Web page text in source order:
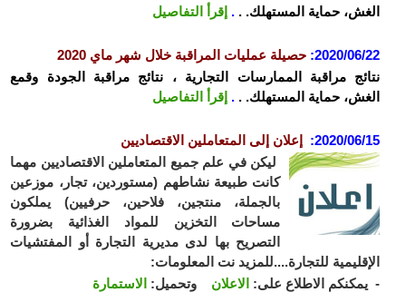
الغش، حماية المستهلك. . . إقرأ التفاصيل
2020/06/22
: حصيلة عمليات المراقبة خلال شهر ماي 2020
نتائج مراقبة الممارسات التجارية ، نتائج مراقبة الجودة وقمع
الغش، حماية المستهلك. . . إقرأ التفاصيل
2020/06/15
:
إعلان إلى المتعاملين الاقتصاديين
ليكن في علم جميع المتعاملين الاقتصاديين مهما
كانت طبيعة نشاطهم (مستوردين، تجار، موزعين
بالجملة، منتجين، فلاحين، حرفيين) يملكون
مساحات التخزين للمواد الغذائية بضرورة
التصريح بها لدى مديرية التجارة أو المفتشيات
الإقليمية للتجارة....للمزيد نت المعلومات:
- يمكنكم الاطلاع على: الاعلان وتحميل: الاستمارة